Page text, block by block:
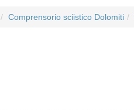
Comprensorio sciistico Dolomiti